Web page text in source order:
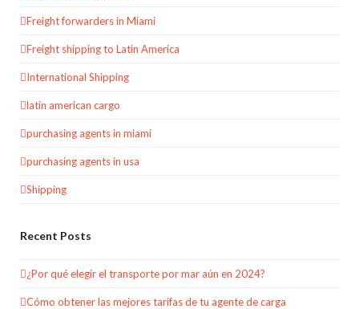
Freight forwarders in Miami
Freight shipping to Latin America
International Shipping
latin american cargo
purchasing agents in miami
purchasing agents in usa
Shipping
Recent Posts
¿Por qué elegir el transporte por mar aún en 2024?
Cómo obtener las mejores tarifas de tu agente de carga